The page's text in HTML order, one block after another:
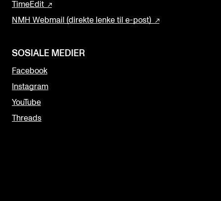
TimeEdit
NMH Webmail (direkte lenke til e-post)
SOSIALE MEDIER
Facebook
Instagram
YouTube
Threads